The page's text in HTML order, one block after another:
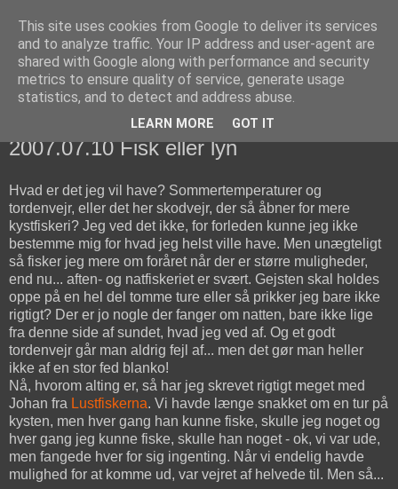
fiskedagbog.dk
Havørredfiskeri, tordenvejr og rav i (en skøn?) tre-enighed
2007.07.10 Fisk eller lyn
Hvad er det jeg vil have? Sommertemperaturer og
tordenvejr, eller det her skodvejr, der så åbner for mere
kystfiskeri? Jeg ved det ikke, for forleden kunne jeg ikke
bestemme mig for hvad jeg helst ville have. Men unægteligt
så fisker jeg mere om foråret når der er større muligheder,
end nu... aften- og natfiskeriet er svært. Gejsten skal holdes
oppe på en hel del tomme ture eller så prikker jeg bare ikke
rigtigt? Der er jo nogle der fanger om natten, bare ikke lige
fra denne side af sundet, hvad jeg ved af. Og et godt
tordenvejr går man aldrig fejl af... men det gør man heller
ikke af en stor fed blanko!
Nå, hvorom alting er, så har jeg skrevet rigtigt meget med
Johan fra Lustfiskerna. Vi havde længe snakket om en tur på
kysten, men hver gang han kunne fiske, skulle jeg noget og
hver gang jeg kunne fiske, skulle han noget - ok, vi var ude,
men fangede hver for sig ingenting. Når vi endelig havde
mulighed for at komme ud, var vejret af helvede til. Men så...
This site uses cookies from Google to deliver its services
and to analyze traffic. Your IP address and user-agent are
shared with Google along with performance and security
metrics to ensure quality of service, generate usage
statistics, and to detect and address abuse.
LEARN MORE GOT IT